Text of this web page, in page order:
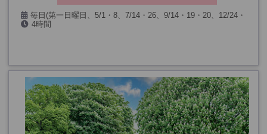
毎日(第一日曜日、5/1・8、7/14・26、9/14・19・20、12/24・
25・31、1/1を除く)
4時間